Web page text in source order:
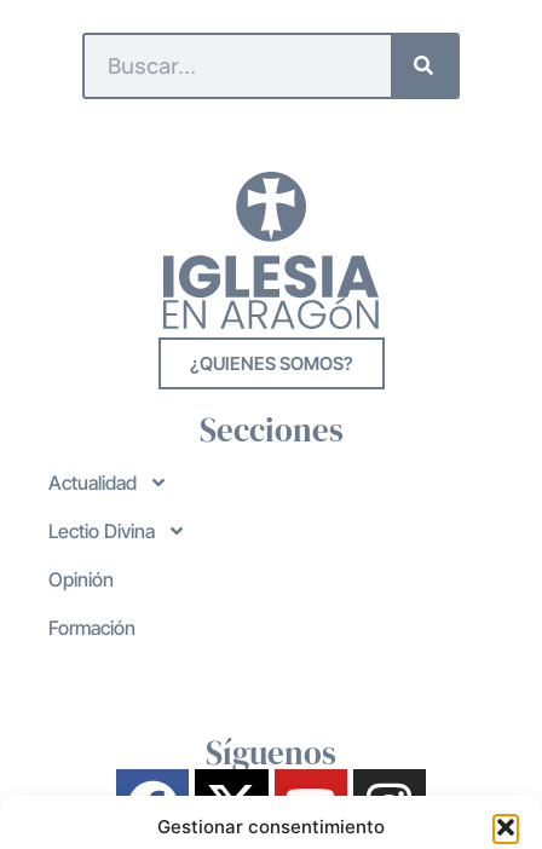
Gestionar consentimiento
¿QUIENES SOMOS?
Secciones
Actualidad
Lectio Divina
Opinión
Formación
Síguenos